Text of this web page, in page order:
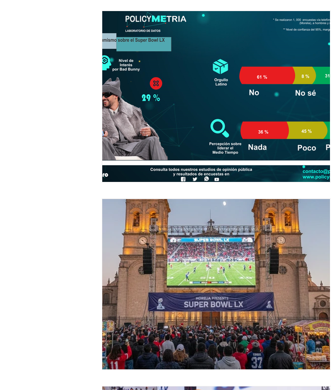
Michoacán Nacionales Entretenimiento
Legislativo Educación
Uruapan